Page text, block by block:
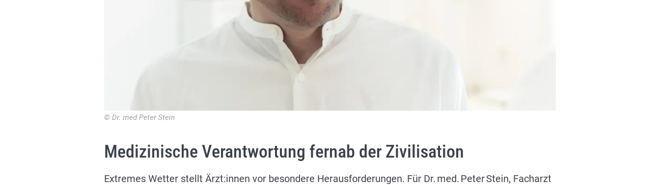
© Dr. med Peter Stein
Medizinische Verantwortung fernab der Zivilisation
Extremes Wetter stellt Ärzt:innen vor besondere Herausforderungen. Für Dr. med. Peter Stein, Facharzt